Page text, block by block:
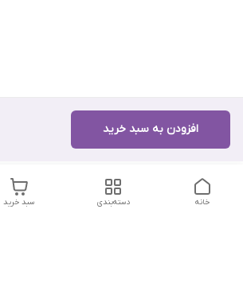
افزودن به سبد خرید
سبد خرید دسته‌بندی خانه